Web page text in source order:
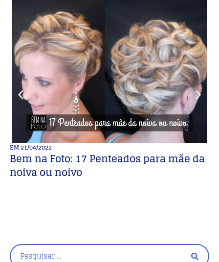
EM21/04/2022
Bem na Foto: 17 Penteados para mãe da
noiva ou noivo